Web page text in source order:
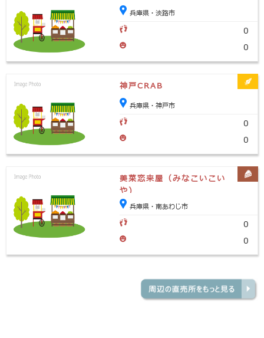
兵庫県・淡路市
0
0
神戸CRAB
兵庫県・神戸市
0
0
美菜恋来屋（みなこいこい
や)
兵庫県・南あわじ市
0
0